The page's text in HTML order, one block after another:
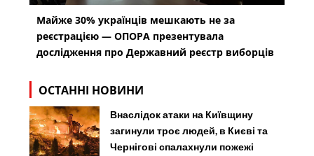
Майже 30% українців мешкають не за
реєстрацією — ОПОРА презентувала
дослідження про Державний реєстр виборців
ОСТАННІ НОВИНИ
Внаслідок атаки на Київщину
загинули троє людей, в Києві та
Чернігові спалахнули пожежі